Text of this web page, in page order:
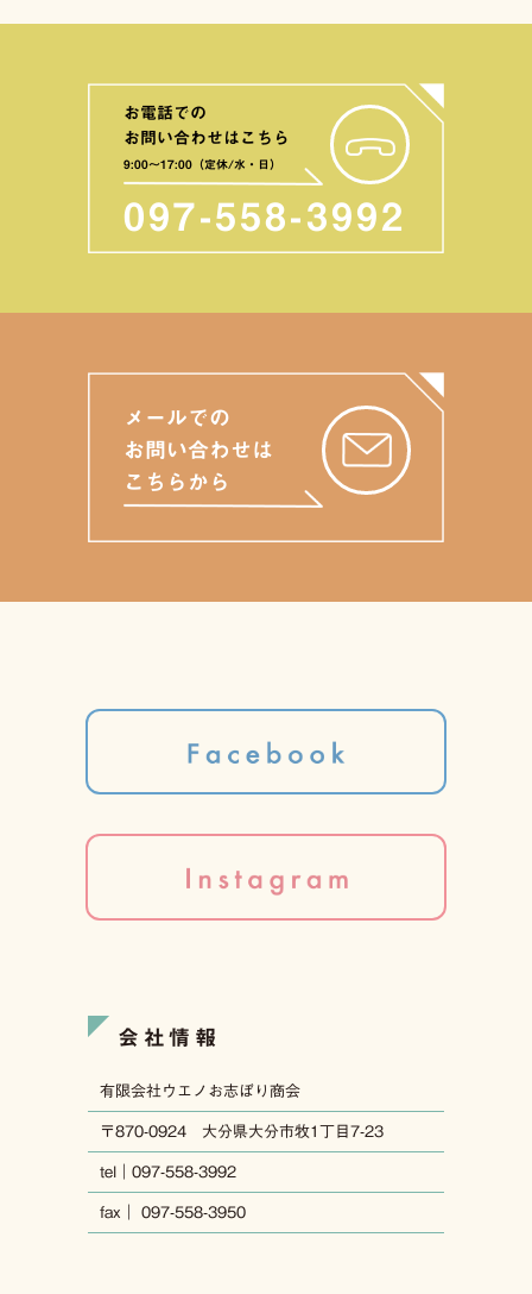
お電話での
お問い合わせはこちら
9:00〜17:00（定休/水・日）
097-558-3992
メールでの
お問い合わせは
こちらから
会社情報
有限会社ウエノお志ぼり商会
〒870-0924 大分県大分市牧1丁目7-23
tel｜097-558-3992
fax｜ 097-558-3950